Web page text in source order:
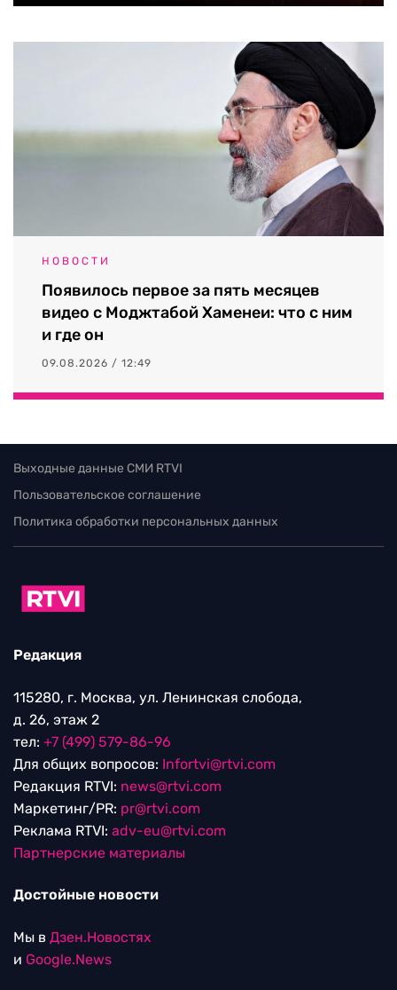
НОВОСТИ
Появилось первое за пять месяцев
видео с Моджтабой Хаменеи: что с ним
и где он
09.08.2026 / 12:49
Выходные данные СМИ RTVI
Пользовательское соглашение
Политика обработки персональных данных
Редакция
115280, г. Москва, ул. Ленинская слобода,
д. 26, этаж 2
тел: +7 (499) 579-86-96
Для общих вопросов: Infortvi@rtvi.com
Редакция RTVI: news@rtvi.com
Маркетинг/PR: pr@rtvi.com
Реклама RTVI: adv-eu@rtvi.com
Партнерские материалы
Достойные новости
Мы в Дзен.Новостях
и Google.News